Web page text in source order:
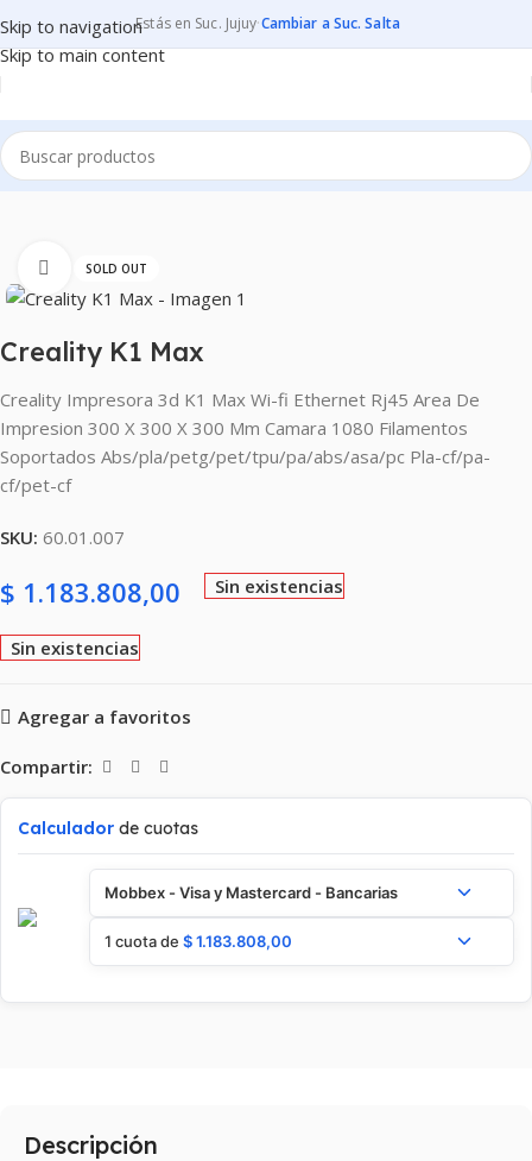
Skip to navigation
Skip to main content
Estás en Suc. Jujuy·Cambiar a Suc. Salta
Inicio IMPRESION 3D IMPRESORAS 3D IMPRESORAS 3D
SOLD OUT
Clic para ampliar
Creality K1 Max
Creality Impresora 3d K1 Max Wi-fi Ethernet Rj45 Area De
Impresion 300 X 300 X 300 Mm Camara 1080 Filamentos
Soportados Abs/pla/petg/pet/tpu/pa/abs/asa/pc Pla-cf/pa-
cf/pet-cf
SKU: 60.01.007
$ 1.183.808,00 Sin existencias
Sin existencias
Agregar a favoritos
Compartir:
Calculador de cuotas
Mobbex - Visa y Mastercard - Bancarias
1 cuota de $1.183.808,00
Descripción